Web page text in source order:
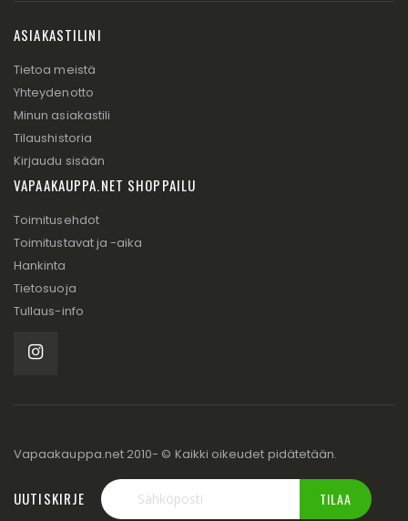
ASIAKASTILINI
Tietoa meistä
Yhteydenotto
Minun asiakastili
Tilaushistoria
Kirjaudu sisään
VAPAAKAUPPA.NET SHOPPAILU
Toimitusehdot
Toimitustavat ja -aika
Hankinta
Tietosuoja
Tullaus-info
Vapaakauppa.net 2010- © Kaikki oikeudet pidätetään.
UUTISKIRJE TILAA